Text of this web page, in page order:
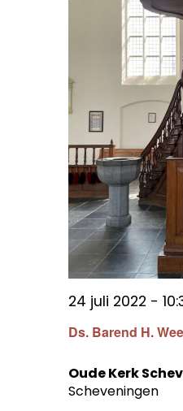
Ds. Barend H.
24 juli 2022 -
Oude Kerk
Scheveningen